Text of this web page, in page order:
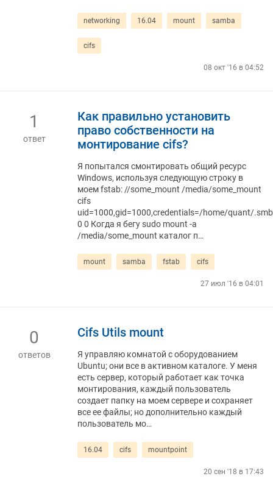
networking 16.04 mount samba
cifs
08 окт '16 в 04:52
1
ответ
Как правильно установить
право собственности на
монтирование cifs?
Я попытался смонтировать общий ресурс
Windows, используя следующую строку в
моем fstab: //some_mount /media/some_mount
cifs
uid=1000,gid=1000,credentials=/home/quant/
0 0 Когда я бегу sudo mount -a
/media/some_mount каталог п…
mount samba fstab cifs
27 июл '16 в 04:01
0
ответов
Cifs Utils mount
Я управляю комнатой с оборудованием
Ubuntu; они все в активном каталоге. У меня
есть сервер, который работает как точка
монтирования, каждый пользователь
создает папку на моем сервере и сохраняет
все ее файлы; но дополнительно каждый
пользователь мо…
16.04 cifs mountpoint
20 сен '18 в 17:43